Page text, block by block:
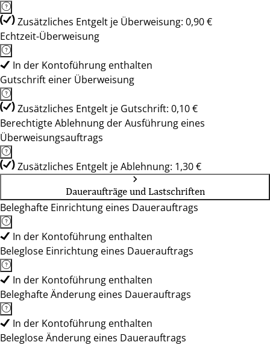
Zusätzliches Entgelt je Überweisung: 0,90 €
Echtzeit-Überweisung
In der Kontoführung enthalten
Gutschrift einer Überweisung
Zusätzliches Entgelt je Gutschrift: 0,10 €
Berechtigte Ablehnung der Ausführung eines
Überweisungsauftrags
Zusätzliches Entgelt je Ablehnung: 1,30 €
Daueraufträge und Lastschriften
Beleghafte Einrichtung eines Dauerauftrags
In der Kontoführung enthalten
Beleglose Einrichtung eines Dauerauftrags
In der Kontoführung enthalten
Beleghafte Änderung eines Dauerauftrags
In der Kontoführung enthalten
Beleglose Änderung eines Dauerauftrags